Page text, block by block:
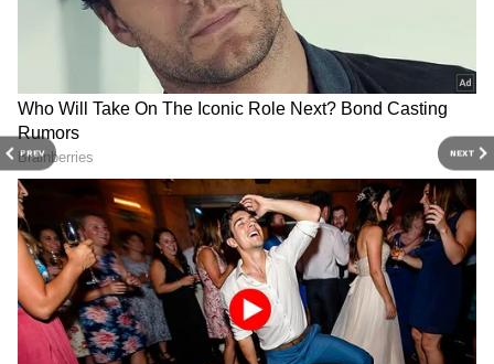
PREV NEXT
నగరంలో ఉన్నారు (మెట్రో, సెమీ-అర్బన్, గ్రామీణ)
అనేదానిపై ఆధారపడి మారుతూ ఉంటుంది. ఖాతాలో
తక్కువ బ్యాలెన్స్ ఉంటే బ్యాంకులు నిర్దిష్ట ఛార్జీలను
వసూలు చేస్తాయి.